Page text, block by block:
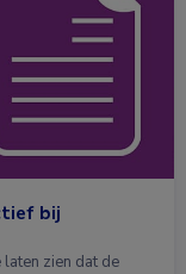
bij
zien dat de